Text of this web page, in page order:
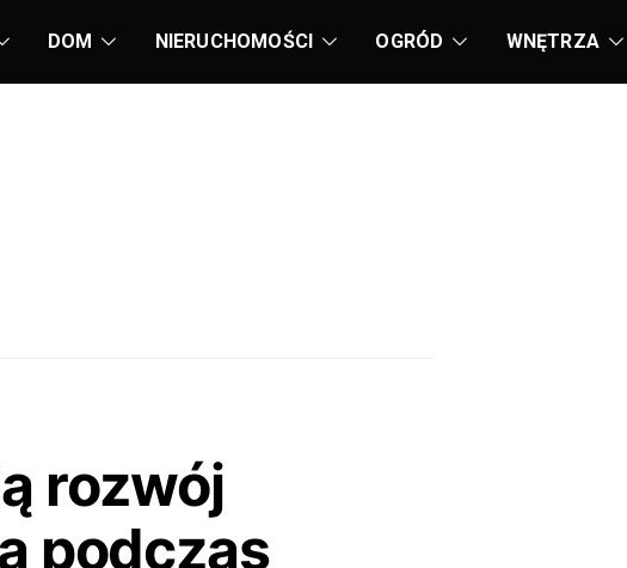
DOM NIERUCHOMOŚCI OGRÓD WNĘTRZA
rozwój
podczas